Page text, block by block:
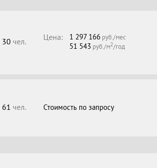
30 чел. Цена: 1 297 166 руб./мес
51 543 руб./м2/год
61 чел. Стоимость по запросу